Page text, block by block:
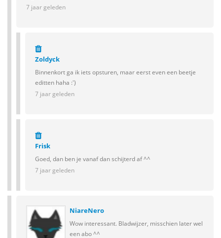
7 jaar geleden
Zoldyck
Binnenkort ga ik iets opsturen, maar eerst even een beetje
editten haha :')
7 jaar geleden
Frisk
Goed, dan ben je vanaf dan schijterd af ^^
7 jaar geleden
NiareNero
Wow interessant. Bladwijzer, misschien later wel
een abo ^^